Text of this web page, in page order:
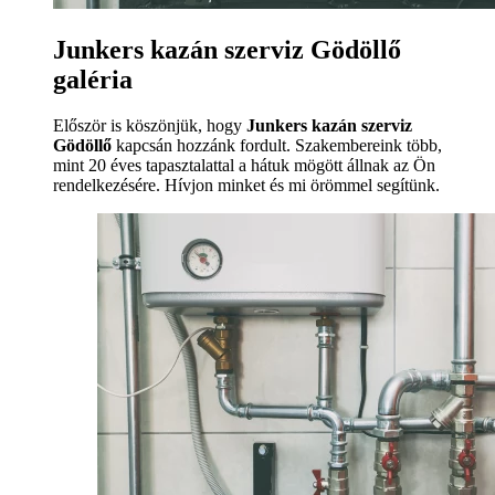
Junkers kazán szerviz Gödöllő
galéria
Először is köszönjük, hogy Junkers kazán szerviz
Gödöllő kapcsán hozzánk fordult. Szakembereink több,
mint 20 éves tapasztalattal a hátuk mögött állnak az Ön
rendelkezésére. Hívjon minket és mi örömmel segítünk.